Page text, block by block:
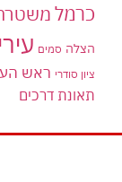
כרמל
הצלה סמים
ציון סודרי ראש
תאונת דרכים